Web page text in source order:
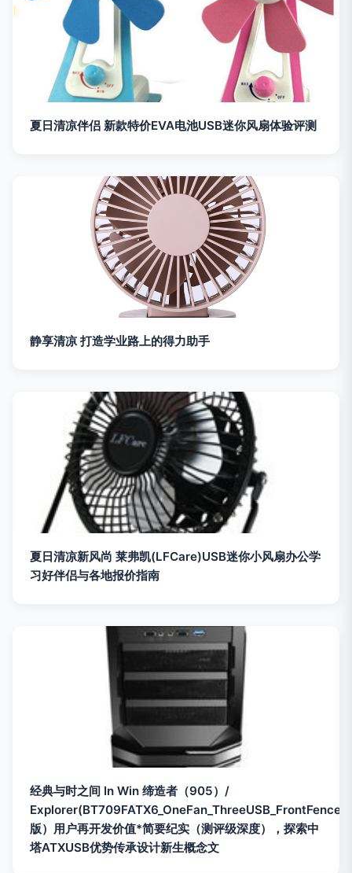
夏日清凉伴侣 新款特价EVA电池USB迷你风扇体验评测
静享清凉 打造学业路上的得力助手
夏日清凉新风尚 莱弗凯(LFCare)USB迷你小风扇办公学
习好伴侣与各地报价指南
经典与时之间 In Win 缔造者（905）/
版）用户再开发价值*简要纪实（测评级深度），探索中
塔ATXUSB优势传承设计新生概念文